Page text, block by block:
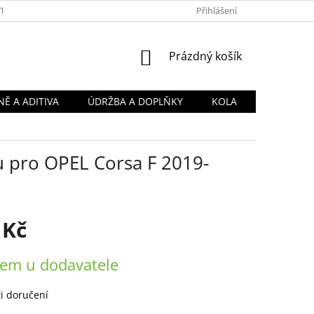
PODMÍNKY OCHRANY OSOBNÍCH
Přihlášení
NÁKUPNÍ
Prázdný košík
A ADITIVA ÚDRŽBA A DOPLŇKY
KOLA
OPEL Corsa F 2019-
u dodavatele
doručení